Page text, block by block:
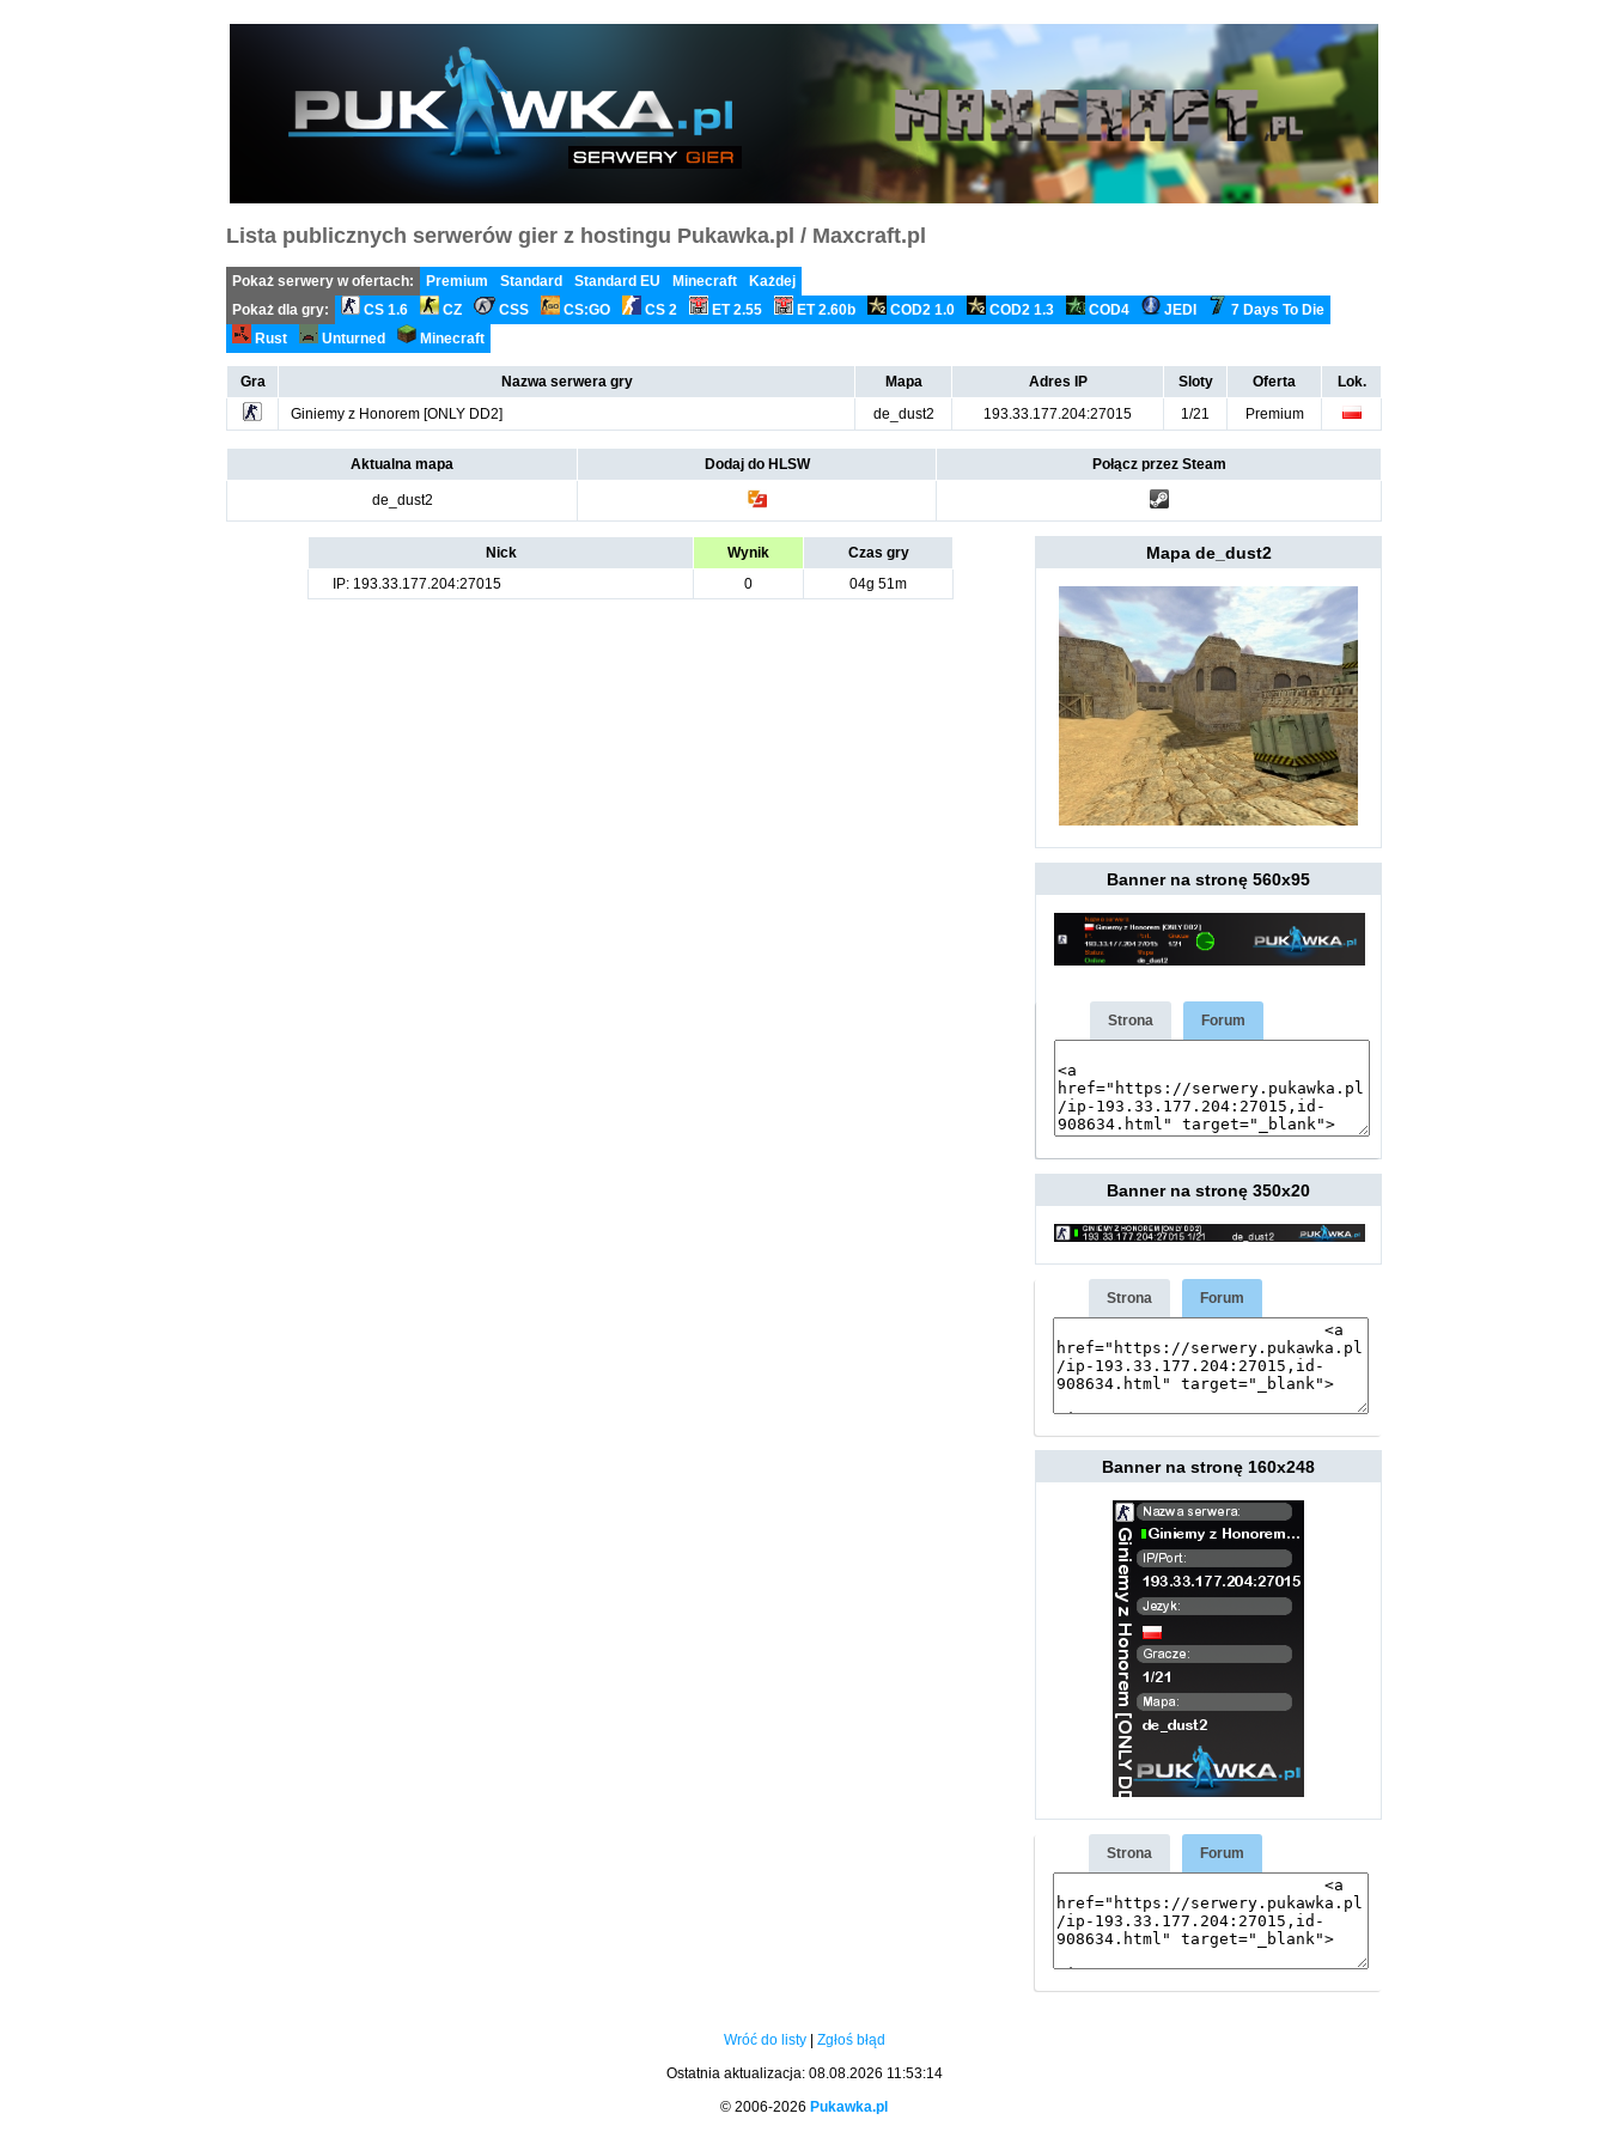
Lista publicznych serwerów gier z hostingu Pukawka.pl / Maxcraft.pl
Pokaż serwery w ofertach: Premium Standard Standard EU Minecraft
Każdej
Pokaż dla gry:
CS 1.6 CZ CSS CS:GO CS 2 ET 2.55 ET 2.60b COD2 1.0 COD2 1.3 COD4 JEDI
7 Days To Die
Rust
Unturned Minecraft
Gra Nazwa serwera gry Mapa Adres IP Sloty Oferta
Lok.
Giniemy z Honorem [ONLY DD2]
de_dust2 193.33.177.204:27015 1/21 Premium
Aktualna mapa Dodaj do HLSW Połącz przez Steam
de_dust2
Nick Wynik
Czas gry
IP: 193.33.177.204:27015
0 04g 51m
Mapa de_dust2
Banner na stronę 560x95
Strona Forum
Banner na stronę 350x20
Strona Forum
Banner na stronę 160x248
Strona Forum
Wróć do listy| Zgłoś błąd
Ostatnia aktualizacja: 08.08.2026 11:53:14
© 2006-2026 Pukawka.pl